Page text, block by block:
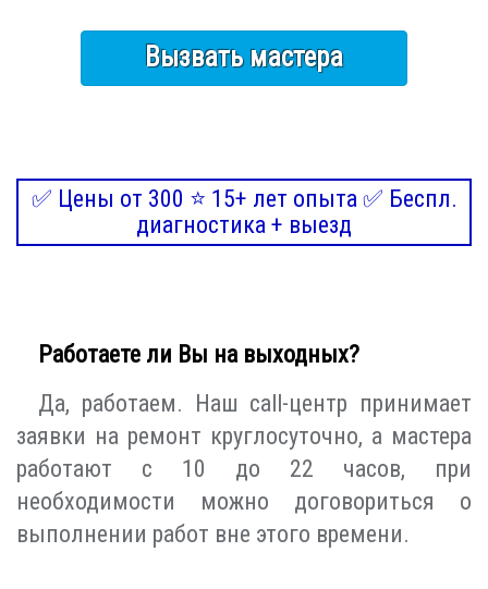
Вызвать мастера
✅ Цены от 300 ⭐ 15+ лет опыта ✅ Беспл.
диагностика + выезд
Работаете ли Вы на выходных?
Да, работаем. Наш call-центр принимает
заявки на ремонт круглосуточно, а мастера
работают с 10 до 22 часов, при
необходимости можно договориться о
выполнении работ вне этого времени.